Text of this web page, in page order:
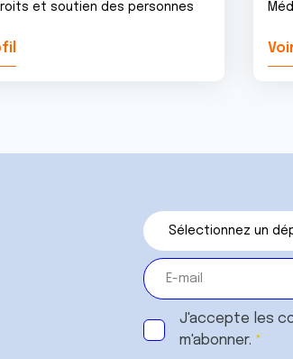
et soutien des personnes
J'accepte les
m'abonner.